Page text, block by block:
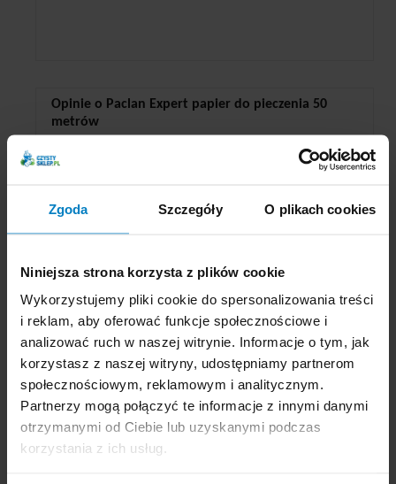
Zgoda Szczegóły O plikach cookies
Niniejsza strona korzysta z plików cookie
Wykorzystujemy pliki cookie do spersonalizowania treści
i reklam, aby oferować funkcje społecznościowe i
analizować ruch w naszej witrynie. Informacje o tym, jak
korzystasz z naszej witryny, udostępniamy partnerom
społecznościowym, reklamowym i analitycznym.
Partnerzy mogą połączyć te informacje z innymi danymi
otrzymanymi od Ciebie lub uzyskanymi podczas
korzystania z ich usług.
Opinie o Paclan Expert papier do pieczenia 50
metrów
Małe Bistro
KLIENCI KTÓRZY KUPILI
TEN PRODUKT, KUPILI
RÓWNIEŻ